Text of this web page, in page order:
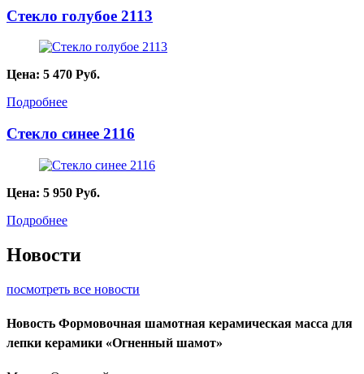
Стекло голубое 2113
Цена: 5 470 Руб.
Подробнее
Стекло синее 2116
Цена: 5 950 Руб.
Подробнее
Новости
посмотреть все новости
Новость Формовочная шамотная керамическая масса для
лепки керамики «Огненный шамот»